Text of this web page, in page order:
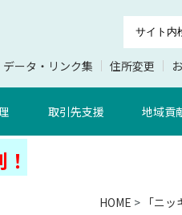
データ・リンク集 住所変更
取引先支援 地域貢
HOME > 「ニ